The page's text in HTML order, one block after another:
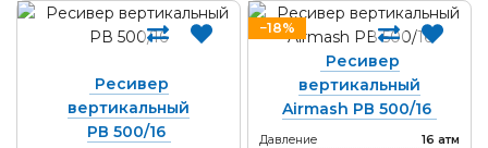
Ресивер
вертикальный
РВ 500/16
−18%
Ресивер
вертикальный
Airmash РВ 500/16
Давление 16 атм